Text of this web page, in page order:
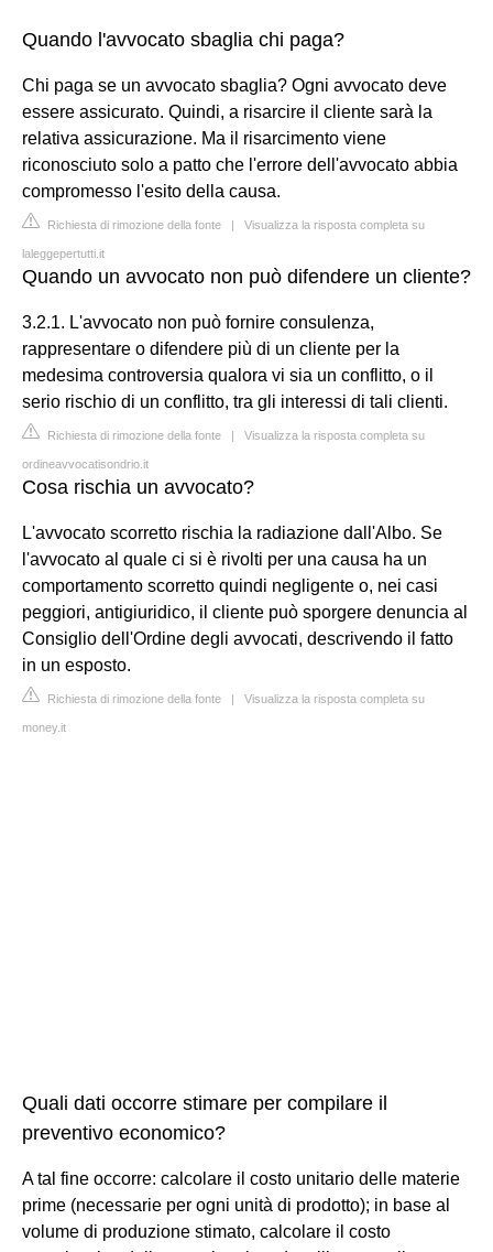
Quando l'avvocato sbaglia chi paga?
Chi paga se un avvocato sbaglia? Ogni avvocato deve
essere assicurato. Quindi, a risarcire il cliente sarà la
relativa assicurazione. Ma il risarcimento viene
riconosciuto solo a patto che l'errore dell'avvocato abbia
compromesso l'esito della causa.
Richiesta di rimozione della fonte | Visualizza la risposta completa su
laleggepertutti.it
Quando un avvocato non può difendere un cliente?
3.2.1. L'avvocato non può fornire consulenza,
rappresentare o difendere più di un cliente per la
medesima controversia qualora vi sia un conflitto, o il
serio rischio di un conflitto, tra gli interessi di tali clienti.
Richiesta di rimozione della fonte | Visualizza la risposta completa su
ordineavvocatisondrio.it
Cosa rischia un avvocato?
L'avvocato scorretto rischia la radiazione dall'Albo. Se
l'avvocato al quale ci si è rivolti per una causa ha un
comportamento scorretto quindi negligente o, nei casi
peggiori, antigiuridico, il cliente può sporgere denuncia al
Consiglio dell'Ordine degli avvocati, descrivendo il fatto
in un esposto.
Richiesta di rimozione della fonte | Visualizza la risposta completa su
money.it
Quali dati occorre stimare per compilare il
preventivo economico?
A tal fine occorre: calcolare il costo unitario delle materie
prime (necessarie per ogni unità di prodotto); in base al
volume di produzione stimato, calcolare il costo